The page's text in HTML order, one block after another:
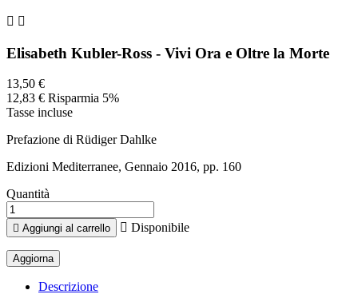
 
Elisabeth Kubler-Ross - Vivi Ora e Oltre la Morte
13,50 €
12,83 € Risparmia 5%
Tasse incluse
Prefazione di Rüdiger Dahlke
Edizioni Mediterranee, Gennaio 2016, pp. 160
Quantità
 Aggiungi al carrello  Disponibile
Descrizione